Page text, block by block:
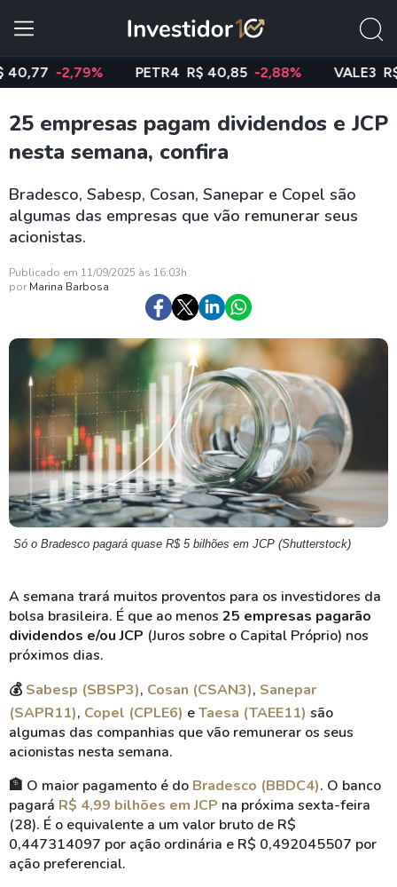
-2,79% PETR4 R$ 40,85 -2,88% VALE3 R$ 74,97
25 empresas pagam dividendos e JCP
nesta semana, confira
Bradesco, Sabesp, Cosan, Sanepar e Copel são
algumas das empresas que vão remunerar seus
acionistas.
Publicado em 11/09/2025 às 16:03h
por Marina Barbosa
Só o Bradesco pagará quase R$ 5 bilhões em JCP (Shutterstock)
A semana trará muitos proventos para os investidores da
bolsa brasileira. É que ao menos 25 empresas pagarão
dividendos e/ou JCP (Juros sobre o Capital Próprio) nos
próximos dias.
💰 Sabesp (SBSP3), Cosan (CSAN3), Sanepar
(SAPR11), Copel (CPLE6) eTaesa (TAEE11) são
algumas das companhias que vão remunerar os seus
acionistas nesta semana.
🏦 O maior pagamento é do Bradesco (BBDC4). O banco
pagará R$ 4,99 bilhões em JCP na próxima sexta-feira
(28). É o equivalente a um valor bruto de R$
0,447314097 por ação ordinária e R$ 0,492045507 por
ação preferencial.